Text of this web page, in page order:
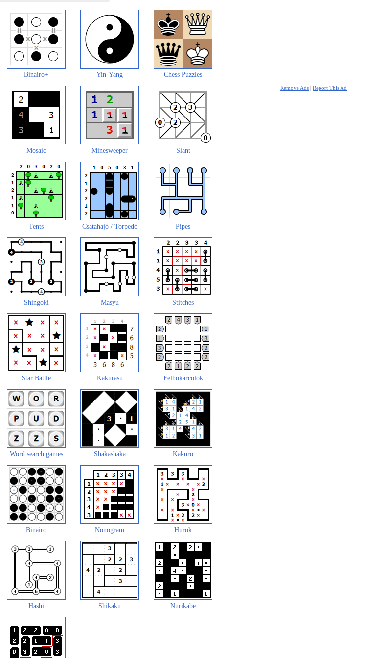
Binairo+ Yin-Yang Chess Puzzles
Mosaic Minesweeper Slant
Tents Csatahajó / Torpedó Pipes
Shingoki Masyu Stitches
Star Battle Kakurasu Felhőkarcolók
Word search games Shakashaka Kakuro
Binairo Nonogram Hurok
Hashi Shikaku Nurikabe
Remove Ads | Report This Ad